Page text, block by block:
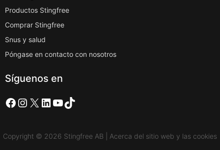
Productos Stingfree
Comprar Stingfree
Snus y salud
Póngase en contacto con nosotros
Síguenos en
Facebook
Instagram
X LinkedIn
YouTube
TikTok
Copyright © 2026 Stingfree AB | Acerca del sitio web y las cookies